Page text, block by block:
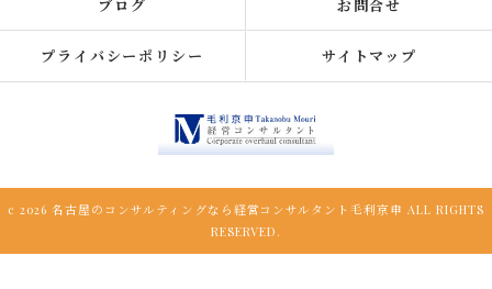
ブログ お問合せ
プライバシーポリシー サイトマップ
c 2026 名古屋のコンサルティングなら経営コンサルタント毛利京申 ALL RIGHTS
RESERVED.